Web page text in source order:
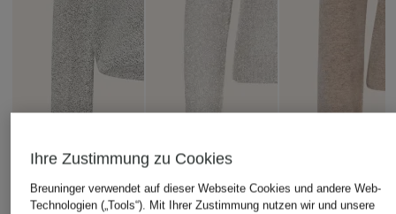
Ihre Zustimmung zu Cookies
Breuninger verwendet auf dieser Webseite Cookies und andere Web-
Technologien („Tools“). Mit Ihrer Zustimmung nutzen wir und unsere